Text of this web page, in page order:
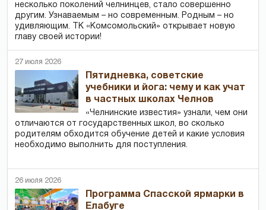
несколько поколений челнинцев, стало совершенно
другим. Узнаваемым – но современным. Родным – но
удивляющим. ТК «Комсомольский» открывает новую
главу своей истории!
27 июля 2026
Пятидневка, советские
учебники и йога: чему и как учат
в частных школах Челнов
«Челнинские известия» узнали, чем они
отличаются от государственных школ, во сколько
родителям обходится обучение детей и какие условия
необходимо выполнить для поступления.
26 июля 2026
Программа Спасской ярмарки в
Елабуге